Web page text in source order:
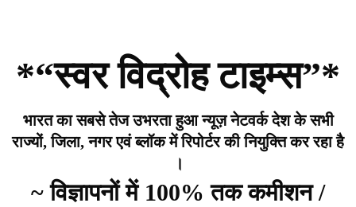
*“स्वर विद्रोह टाइम्स”*
भारत का सबसे तेज उभरता हुआ न्यूज़ नेटवर्क देश के सभी
राज्यों, जिला, नगर एवं ब्लॉक में रिपोर्टर की नियुक्ति कर रहा है
।
~ विज्ञापनों में 100% तक कमीशन /